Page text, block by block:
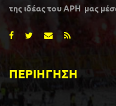
της ιδέας του ΑΡΗ μας
ΠΕΡΙΗΓΗΣΗ